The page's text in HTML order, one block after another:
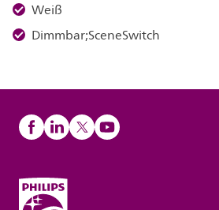
Weiß
Dimmbar;SceneSwitch